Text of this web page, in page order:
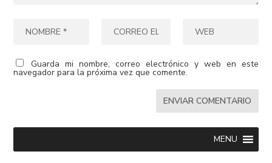
Guarda mi nombre, correo electrónico y web en este
navegador para la próxima vez que comente.
MENU